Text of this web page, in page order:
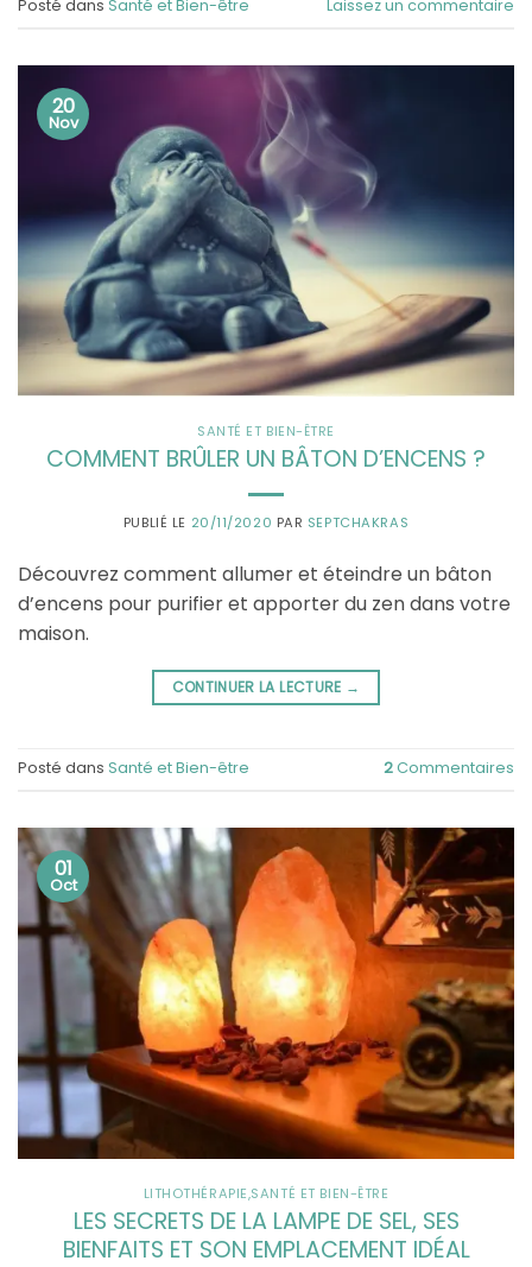
Posté dans Santé et Bien-être Laissez un commentaire
20
Nov
SANTÉ ET BIEN-ÊTRE
COMMENT BRÛLER UN BÂTON D’ENCENS ?
PUBLIÉ LE 20/11/2020 PAR SEPTCHAKRAS
Découvrez comment allumer et éteindre un bâton
d’encens pour purifier et apporter du zen dans votre
maison.
CONTINUER LA LECTURE →
Posté dans Santé et Bien-être 2Commentaires
01
Oct
LITHOTHÉRAPIE,SANTÉ ET BIEN-ÊTRE
LES SECRETS DE LA LAMPE DE SEL, SES
BIENFAITS ET SON EMPLACEMENT IDÉAL